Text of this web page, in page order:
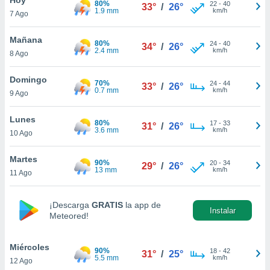
en
más
nuestra
de
aceptar
de
7 Ago
80%
1.9 mm
33° / 26° 22- 40
km/h
Mañana
8 Ago
80%
2.4 mm
34° / 26° 24- 40
km/h
Domingo
9 Ago
70%
0.7 mm
33° / 26° 24- 44
km/h
Lunes
10 Ago
80%
3.6 mm
31° / 26° 17- 33
km/h
Martes
11 Ago
90%
13 mm
29° / 26° 20- 34
km/h
¡Descarga GRATIS la app de
Meteored!
Instalar
Miércoles
12 Ago
90%
5.5 mm
31° / 25° 18- 42
km/h